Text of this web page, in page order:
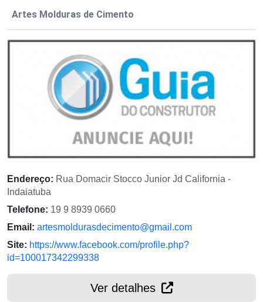
Artes Molduras de Cimento
Endereço: Rua Domacir Stocco Junior Jd California -
Indaiatuba
Telefone: 19 9 8939 0660
Email: artesmoldurasdecimento@gmail.com
Site: https://www.facebook.com/profile.php?
id=100017342299338
Ver detalhes